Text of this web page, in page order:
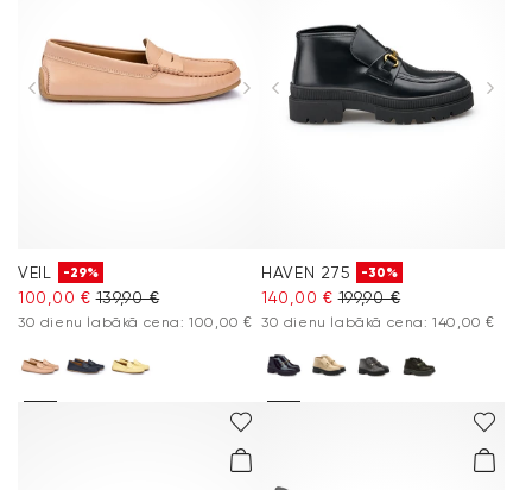
VEIL -29%
100,00 € 139,90 €
30 dienu labākā cena: 100,00 €
HAVEN 275 -30%
140,00 € 199,90 €
30 dienu labākā cena: 140,00 €